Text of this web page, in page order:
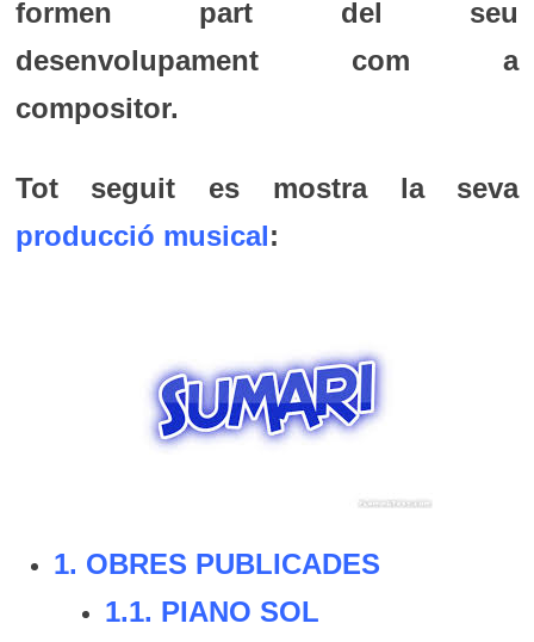
formen part del seu
desenvolupament com a
compositor.
Tot seguit es mostra la seva
producció musical:
1. OBRES PUBLICADES
1.1. PIANO SOL